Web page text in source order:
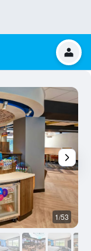
1/53